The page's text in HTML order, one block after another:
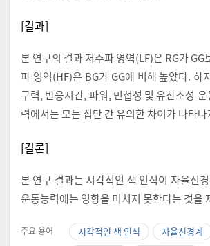
[결과]
본 연구의 결과 저주파 영역(LF)은 RG가 GG
파 영역(HF)은 BG가 GG에 비해 높았다. 하
구력, 반응시간, 파워, 민첩성 및 유산소성
력에서는 모든 집단 간 유의한 차이가 나타
[결론]
본 연구 결과는 시각적인 색 인식이 자율신
운동능력에는 영향을 미치지 못한다는 것을
주요 용어 시각적인 색 인식 자율신경계